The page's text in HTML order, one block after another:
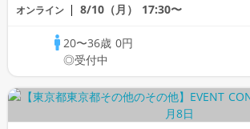
オンライン 8/10（月） 17:30〜
20〜36歳0円
◎受付中